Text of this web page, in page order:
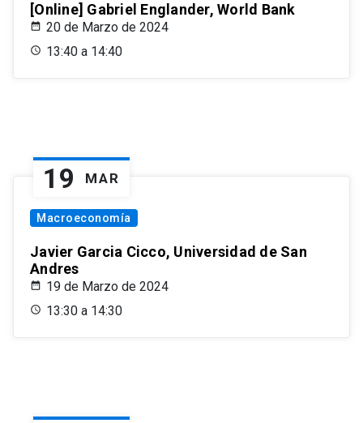
[Online] Gabriel Englander, World Bank
20 de Marzo de 2024
13:40 a 14:40
19 MAR
Macroeconomía
Javier Garcia Cicco, Universidad de San
Andres
19 de Marzo de 2024
13:30 a 14:30